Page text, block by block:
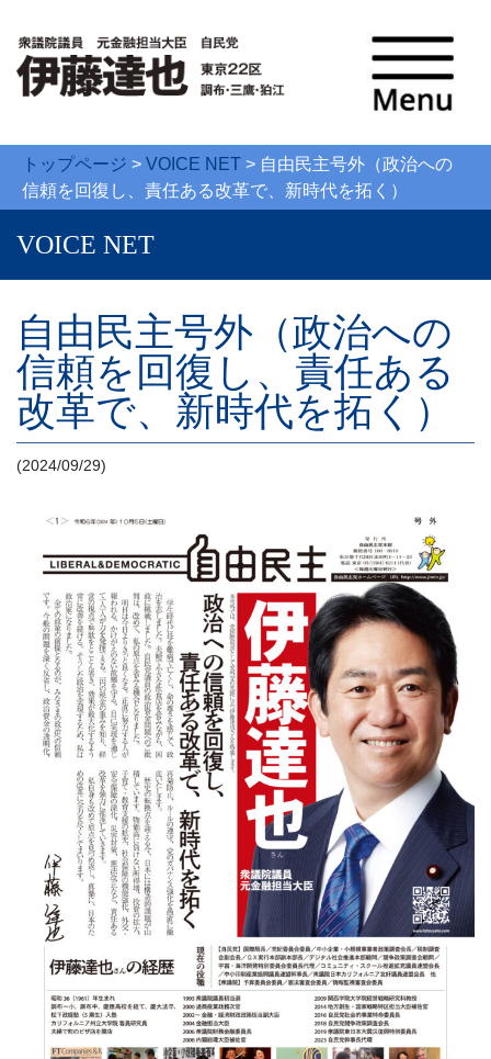
トップページ > VOICE NET > 自由民主号外（政治への
信頼を回復し、責任ある改革で、新時代を拓く）
VOICE NET
自由民主号外（政治への
信頼を回復し、責任ある
改革で、新時代を拓く）
(2024/09/29)